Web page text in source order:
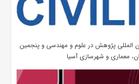
المللی پژوهش در علوم و مهندسی و پنجمین
معماری و شهرسازی آسیا